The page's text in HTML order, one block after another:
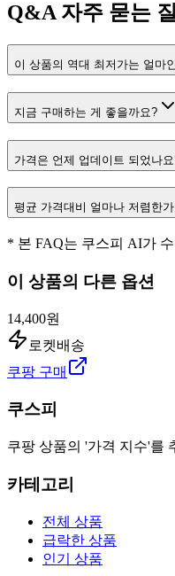
Q&A자주 묻는
이 상품의 역대 최저가는 얼마
지금 구매하는 게 좋을까요?
가격은 언제 업데이트 되었나
평균 가격대비 얼마나 저렴한
* 본 FAQ는 쿠스피 AI가
이 상품의 다른 옵션
14,400원
로켓배송
쿠팡 구매
쿠스피
쿠팡 상품의 '가격 지수'를
카테고리
전체 상품
급락한 상품
인기 상품